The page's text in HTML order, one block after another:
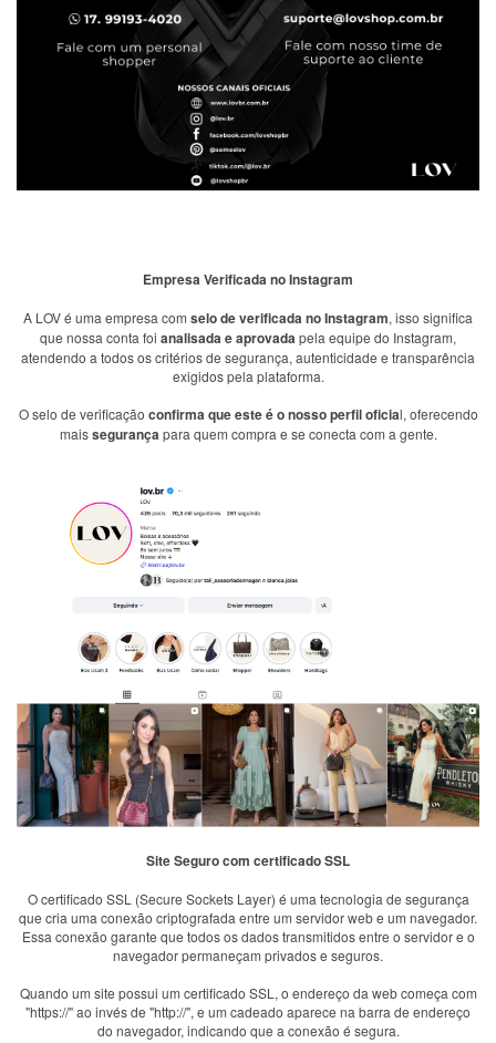
Empresa Verificada no Instagram
A LOV é uma empresa com selo de verificada no Instagram, isso significa
que nossa conta foi analisada e aprovadapela equipe do Instagram,
atendendo a todos os critérios de segurança, autenticidade e transparência
exigidos pela plataforma.
O selo de verificação confirma que este é o nosso perfil oficial, oferecendo
maissegurança para quem compra e se conecta com a gente.
Site Seguro com certificado SSL
O certificado SSL (Secure Sockets Layer) é uma tecnologia de segurança
que cria uma conexão criptografada entre um servidor web e um navegador.
Essa conexão garante que todos os dados transmitidos entre o servidor e o
navegador permaneçam privados e seguros.
Quando um site possui um certificado SSL, o endereço da web começa com
"https://" ao invés de "http://", e um cadeado aparece na barra de endereço
do navegador, indicando que a conexão é segura.